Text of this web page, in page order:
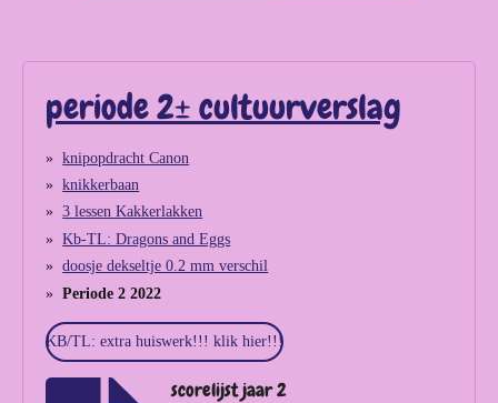
periode 2± cultuurverslag
knipopdracht Canon
knikkerbaan
3 lessen Kakkerlakken
Kb-TL: Dragons and Eggs
doosje dekseltje 0.2 mm verschil
Periode 2 2022
KB/TL: extra huiswerk!!! klik hier!!!
scorelijst jaar 2